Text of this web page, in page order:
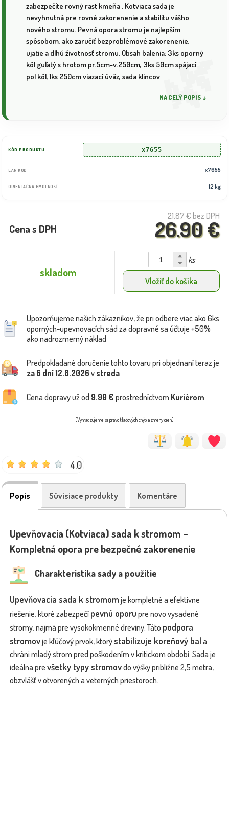
zabezpečíte rovný rast kmeňa . Kotviaca sada je
nevyhnutná pre rovné zakorenenie a stabilitu vášho
nového stromu. Pevná opora stromu je najlepším
spôsobom, ako zaručiť bezproblémové zakorenenie,
ujatie a dlhú životnosť stromu. Obsah balenia: 3ks oporný
kôl guľatý s hrotom pr.5cm-v.250cm, 3ks 50cm spájací
pol kôl, 1ks 250cm viazací úväz, sada klincov
NA CELÝ POPIS ↓
KÓD PRODUKTU x7655
EAN KÓD x7655
ORIENTAČNÁ HMOTNOSŤ 12 kg
21.87 € bez DPH
26.90 €
Cena s DPH
skladom
ks
Vložiť do košíka
Upozorňujeme našich zákazníkov, že pri odbere viac ako 6ks
oporných-upevnovacích sád za dopravné sa účtuje +50%
ako nadrozmerný náklad
Predpokladané doručenie tohto tovaru pri objednaní teraz je
za 6 dní12.8.2026 v streda
Cena dopravy už od 9.90 € prostredníctvom Kuriérom
(Vyhradzujeme si právo tlačových chýb a zmeny cien)
4.0
Popis Súvisiace produkty Komentáre
Upevňovacia (Kotviaca) sada k stromom –
Kompletná opora pre bezpečné zakorenenie
Charakteristika sady a použitie
Upevňovacia sada k stromom je kompletné a efektívne
riešenie, ktoré zabezpečí pevnú oporu pre novo vysadené
stromy, najmä pre vysokokmenné dreviny. Táto podpora
stromovje kľúčový prvok, ktorýstabilizuje koreňový bal a
chráni mladý strom pred poškodením v kritickom období. Sada je
ideálna pre všetky typy stromovdo výšky približne 2,5 metra,
obzvlášť v otvorených a veterných priestoroch.